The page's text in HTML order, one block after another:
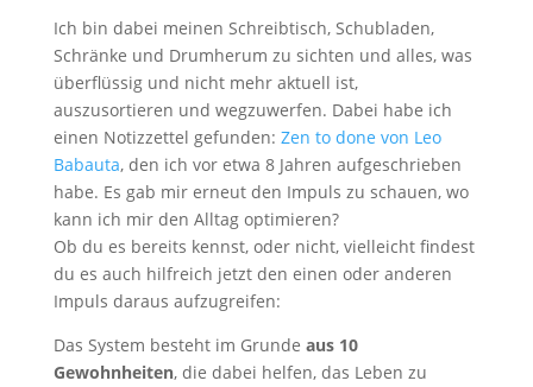
Ich bin dabei meinen Schreibtisch, Schubladen,
Schränke und Drumherum zu sichten und alles, was
überflüssig und nicht mehr aktuell ist,
auszusortieren und wegzuwerfen. Dabei habe ich
einen Notizzettel gefunden: Zen to done von Leo
Babauta, den ich vor etwa 8 Jahren aufgeschrieben
habe. Es gab mir erneut den Impuls zu schauen, wo
kann ich mir den Alltag optimieren?
Ob du es bereits kennst, oder nicht, vielleicht findest
du es auch hilfreich jetzt den einen oder anderen
Impuls daraus aufzugreifen:
Das System besteht im Grunde aus 10
Gewohnheiten, die dabei helfen, das Leben zu